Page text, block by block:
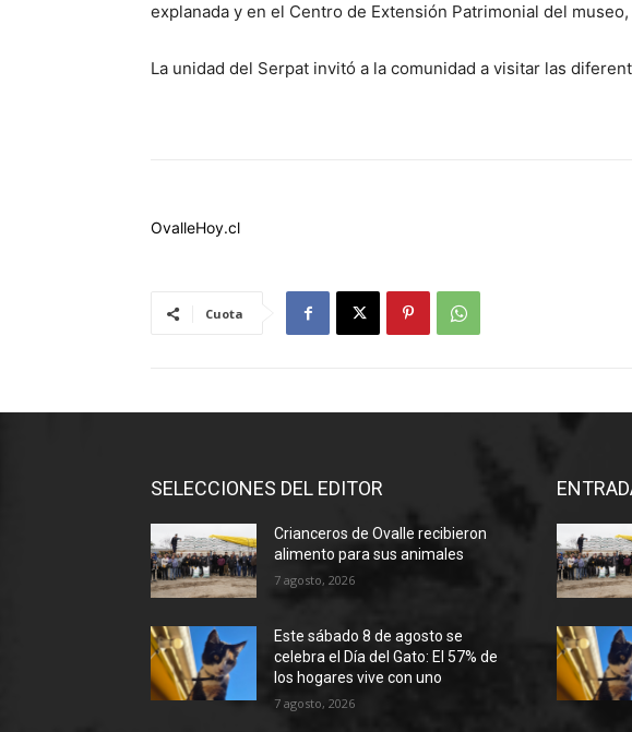
explanada y en el Centro de Extensión Patrimonial del
La unidad del Serpat invitó a la comunidad a visitar las
OvalleHoy.cl
Cuota
SELECCIONES DEL EDITOR
Crianceros de Ovalle recibieron
alimento para sus animales
7 agosto, 2026
Este sábado 8 de agosto se
celebra el Día del Gato: El 57% de
los hogares vive con uno
7 agosto, 2026